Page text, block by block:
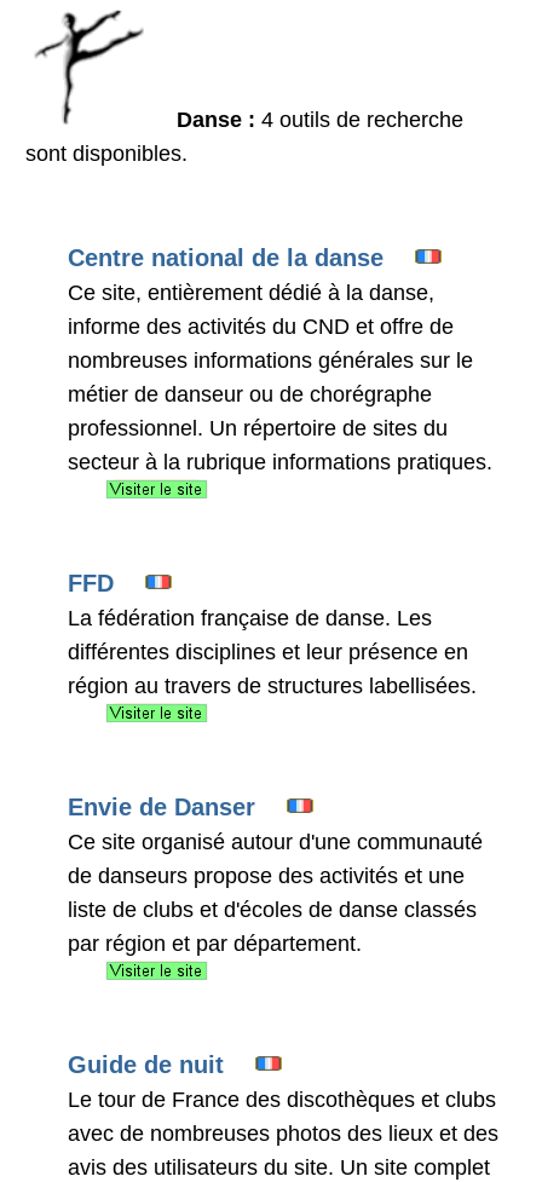
Danse : 4 outils de recherche
sont disponibles.
Centre national de la danse
Ce site, entièrement dédié à la danse,
informe des activités du CND et offre de
nombreuses informations générales sur le
métier de danseur ou de chorégraphe
professionnel. Un répertoire de sites du
secteur à la rubrique informations pratiques.
FFD
La fédération française de danse. Les
différentes disciplines et leur présence en
région au travers de structures labellisées.
Envie de Danser
Ce site organisé autour d'une communauté
de danseurs propose des activités et une
liste de clubs et d'écoles de danse classés
par région et par département.
Guide de nuit
Le tour de France des discothèques et clubs
avec de nombreuses photos des lieux et des
avis des utilisateurs du site. Un site complet